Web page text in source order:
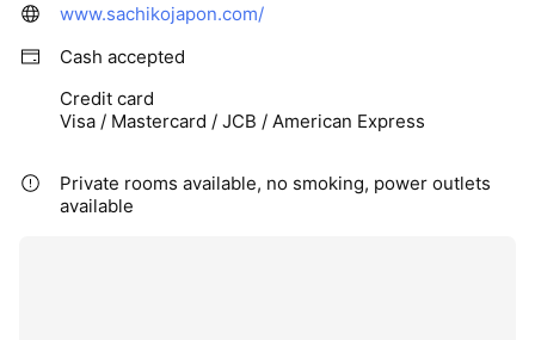
www.sachikojapon.com/
Cash accepted
Credit card
Visa / Mastercard / JCB / American Express
Private rooms available, no smoking, power outlets
available